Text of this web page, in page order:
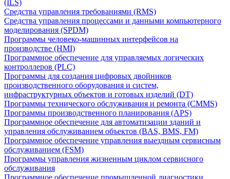
(ILS)
Средства управления требованиями (RMS)
Средства управления процессами и данными компьютерного
моделирования (SPDM)
Программы человеко-машинных интерфейсов на
производстве (HMI)
Программное обеспечение для управляемых логических
контроллеров (PLC)
Программы для создания цифровых двойников
производственного оборудования и систем,
инфраструктурных объектов и готовых изделий (DT)
Программы технического обслуживания и ремонта (CMMS)
Программы производственного планирования (APS)
Программное обеспечение для автоматизации зданий и
управления обслуживанием объектов (BAS, BMS, FM)
Программное обеспечение управления выездным сервисным
обслуживанием (FSM)
Программы управления жизненным циклом сервисного
обслуживания
Программное обеспечение промышленной диагностики